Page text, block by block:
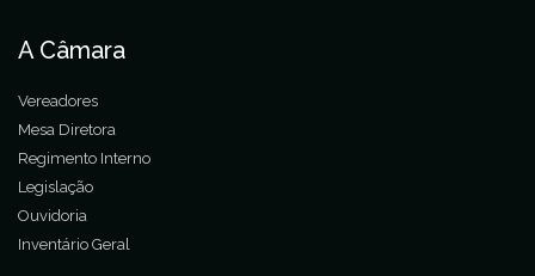
A Câmara
Vereadores
Mesa Diretora
Regimento Interno
Legislação
Ouvidoria
Inventário Geral